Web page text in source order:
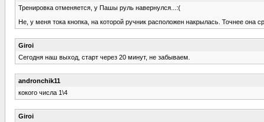
Тренировка отменяется, у Пашы руль навернулся...:(
Не, у меня тока кнопка, на которой ручник расположен накрылась. Точнее она
Giroi
Сегодня наш выход, старт через 20 минут, не забываем.
andronchik11
кокого числа 1\4
Giroi